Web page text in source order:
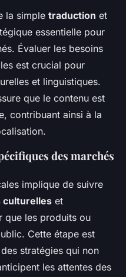
la simple traduction et
essentielle pour
Évaluer les besoins
est crucial pour
et linguistiques.
que le contenu est
contribuant ainsi à la
des marchés
implique de suivre
culturelles et
que les produits ou
Cette étape est
stratégies qui non
les attentes des